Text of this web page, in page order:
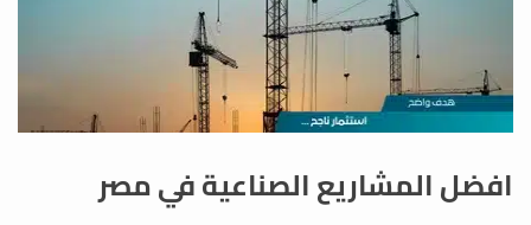
افضل المشاريع الصناعية في مصر